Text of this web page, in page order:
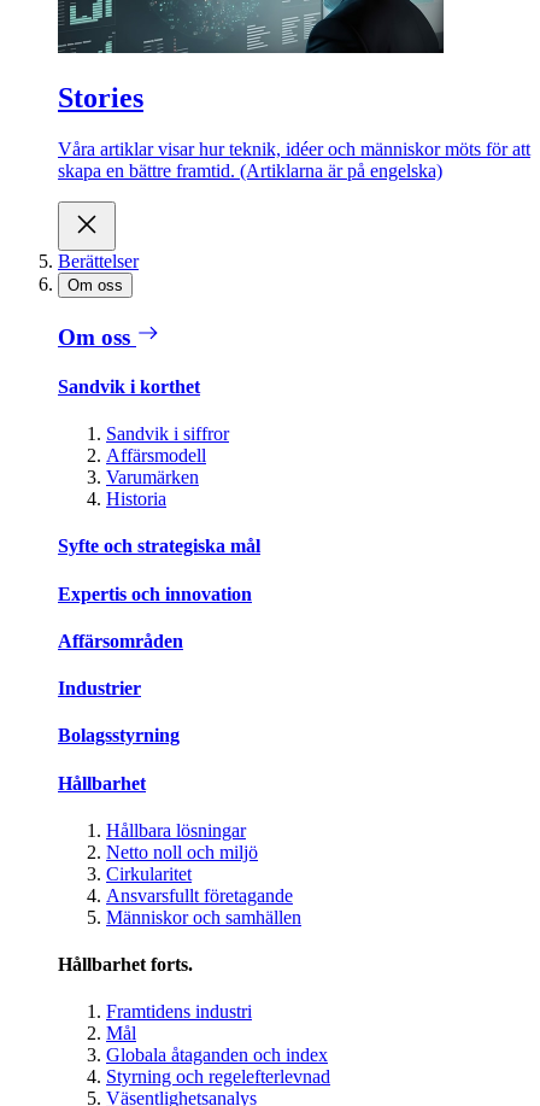
Stories
Våra artiklar visar hur teknik, idéer och människor möts för att
skapa en bättre framtid. (Artiklarna är på engelska)
Berättelser
Om oss
Om oss
Sandvik i korthet
Sandvik i siffror
Affärsmodell
Varumärken
Historia
Syfte och strategiska mål
Expertis och innovation
Affärsområden
Industrier
Bolagsstyrning
Hållbarhet
Hållbara lösningar
Netto noll och miljö
Cirkularitet
Ansvarsfullt företagande
Människor och samhällen
Hållbarhet forts.
Framtidens industri
Mål
Globala åtaganden och index
Styrning och regelefterlevnad
Väsentlighetsanalys